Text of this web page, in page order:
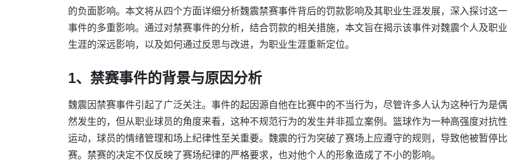
的负面影响。本文将从四个方面详细分析魏震禁赛事件背后的罚款影响及其职业生涯发展，深入探讨这一
事件的多重影响。通过对禁赛事件的分析，结合罚款的相关措施，本文旨在揭示该事件对魏震个人及职业
生涯的深远影响，以及如何通过反思与改进，为职业生涯重新定位。
1、禁赛事件的背景与原因分析
魏震因禁赛事件引起了广泛关注。事件的起因源自他在比赛中的不当行为，尽管许多人认为这种行为是偶
然发生的，但从职业球员的角度来看，这种不规范行为的发生并非孤立案例。篮球作为一种高强度对抗性
运动，球员的情绪管理和场上纪律性至关重要。魏震的行为突破了赛场上应遵守的规则，导致他被暂停比
赛。禁赛的决定不仅反映了赛场纪律的严格要求，也对他个人的形象造成了不小的影响。